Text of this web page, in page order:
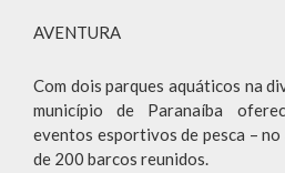
AVENTURA
Com dois parques aquáticos na
município de Paranaíba
eventos esportivos de pesca –
de 200 barcos reunidos.